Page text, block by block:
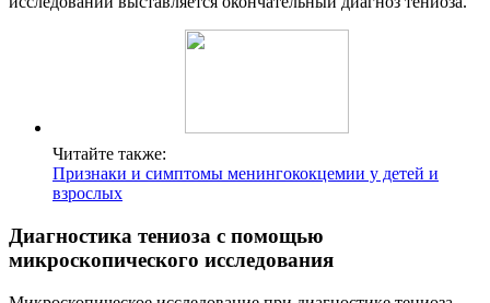
Читайте также:
Признаки и симптомы менингококцемии у детей и
взрослых
Диагностика тениоза с помощью
микроскопического исследования